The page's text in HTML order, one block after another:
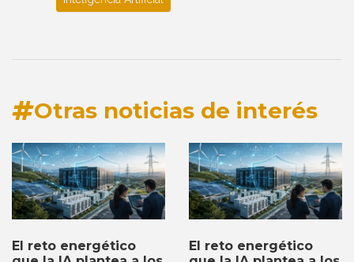
Otras noticias de interés
El reto energético
El reto energético